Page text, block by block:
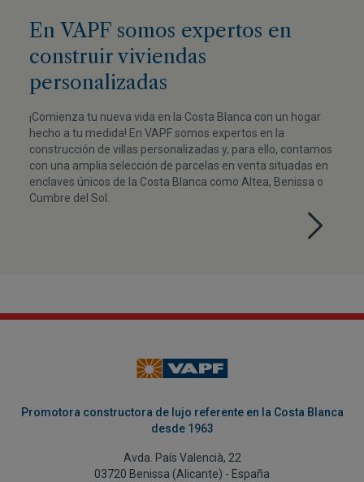
En VAPF somos expertos en
construir viviendas
personalizadas
¡Comienza tu nueva vida en la Costa Blanca con un hogar
hecho a tu medida! En VAPF somos expertos en la
construcción de villas personalizadas y, para ello, contamos
con una amplia selección de parcelas en venta situadas en
enclaves únicos de la Costa Blanca como Altea, Benissa o
Cumbre del Sol.
Promotora constructora de lujo referente en la Costa Blanca
desde 1963
Avda. País Valencià, 22
03720 Benissa (Alicante) - España